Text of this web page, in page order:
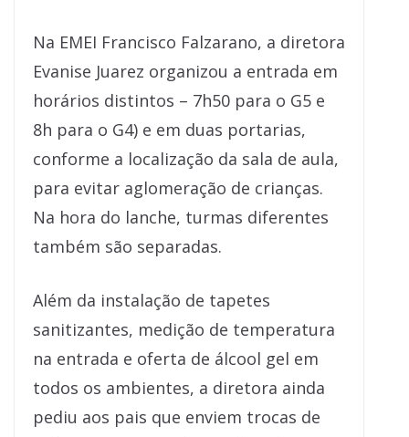
Na EMEI Francisco Falzarano, a diretora
Evanise Juarez organizou a entrada em
horários distintos – 7h50 para o G5 e
8h para o G4) e em duas portarias,
conforme a localização da sala de aula,
para evitar aglomeração de crianças.
Na hora do lanche, turmas diferentes
também são separadas.
Além da instalação de tapetes
sanitizantes, medição de temperatura
na entrada e oferta de álcool gel em
todos os ambientes, a diretora ainda
pediu aos pais que enviem trocas de